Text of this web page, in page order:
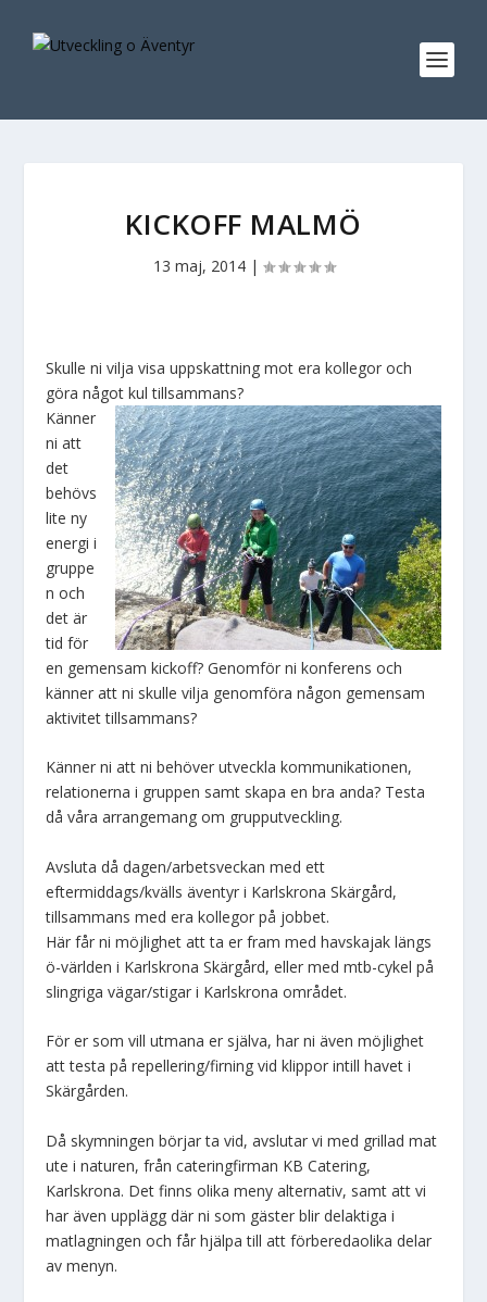
KICKOFF MALMÖ
13 maj, 2014|
Skulle ni vilja visa uppskattning mot era kollegor och
göra något kul tillsammans?
Känner
ni att
det
behövs
lite ny
energi i
gruppe
n och
det är
tid för
en gemensam kickoff? Genomför ni konferens och
känner att ni skulle vilja genomföra någon gemensam
aktivitet tillsammans?
Känner ni att ni behöver utveckla kommunikationen,
relationerna i gruppen samt skapa en bra anda? Testa
då våra arrangemang om grupputveckling.
Avsluta då dagen/arbetsveckan med ett
eftermiddags/kvälls äventyr i Karlskrona Skärgård,
tillsammans med era kollegor på jobbet.
Här får ni möjlighet att ta er fram med havskajak längs
ö-världen i Karlskrona Skärgård, eller med mtb-cykel på
slingriga vägar/stigar i Karlskrona området.
För er som vill utmana er själva, har ni även möjlighet
att testa på repellering/firning vid klippor intill havet i
Skärgården.
Då skymningen börjar ta vid, avslutar vi med grillad mat
ute i naturen, från cateringfirman KB Catering,
Karlskrona. Det finns olika meny alternativ, samt att vi
har även upplägg där ni som gäster blir delaktiga i
matlagningen och får hjälpa till att förberedaolika delar
av menyn.